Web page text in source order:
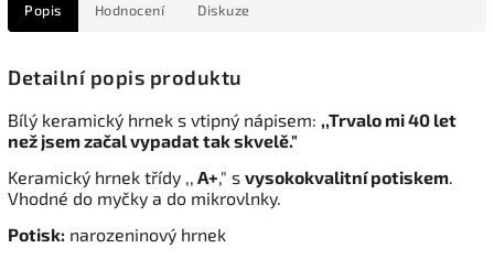
Popis Hodnocení Diskuze
Detailní popis produktu
Bílý keramický hrnek s vtipný nápisem: ,,Trvalo mi 40 let
než jsem začal vypadat tak skvelě."
Keramický hrnek třídy ,, A+," s vysokokvalitní potiskem.
Vhodné do myčky a do mikrovlnky.
Potisk: narozeninový hrnek